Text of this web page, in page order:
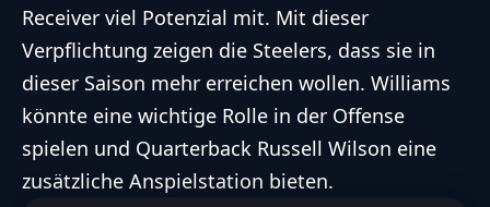
Receiver viel Potenzial mit. Mit dieser
Verpflichtung zeigen die Steelers, dass sie in
dieser Saison mehr erreichen wollen. Williams
könnte eine wichtige Rolle in der Offense
spielen und Quarterback Russell Wilson eine
zusätzliche Anspielstation bieten.